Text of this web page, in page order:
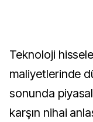
Teknoloji
maliyetlerinde
sonunda
karşın nihai